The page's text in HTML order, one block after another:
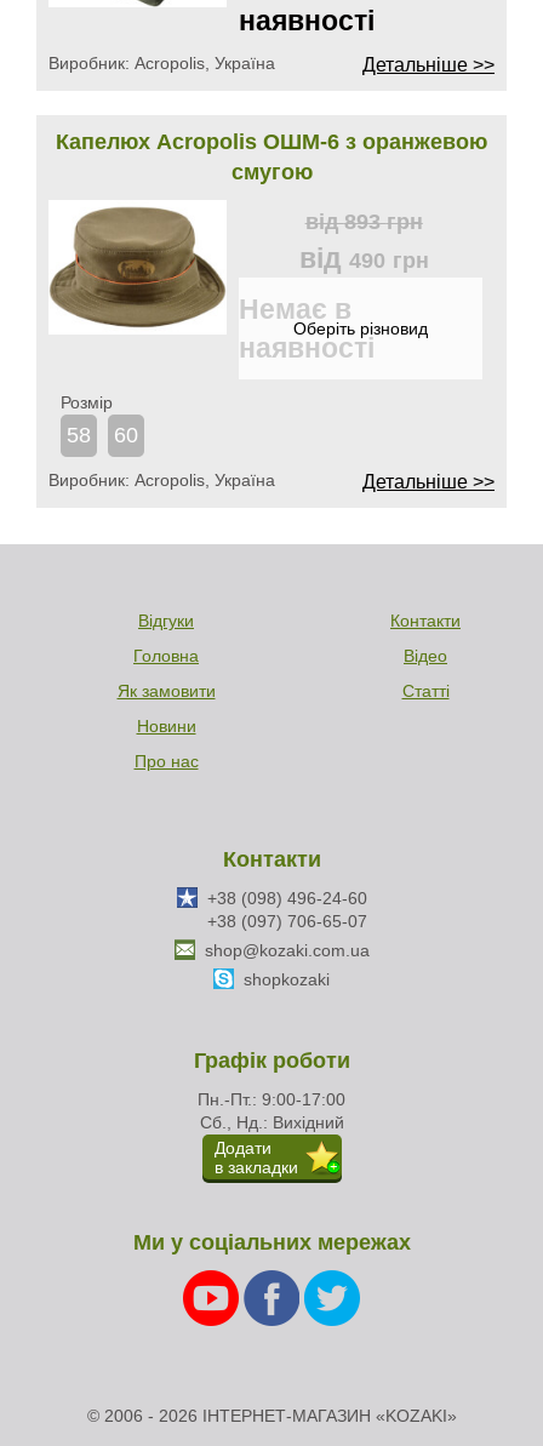
наявності
Виробник: Acropolis, Україна Детальніше >>
Капелюх Acropolis ОШМ-6 з оранжевою
смугою
від893 грн
від 490 грн
Немає в
наявності
Розмір
58 60
Виробник: Acropolis, Україна Детальніше >>
Відгуки
Головна
Як замовити
Новини
Про нас
Контакти
Відео
Статті
Графік роботи
Пн.-Пт.: 9:00-17:00
Сб., Нд.: Вихідний
Додати
в закладки
Контакти
+38 (098) 496-24-60
+38 (097) 706-65-07
shop@kozaki.com.ua
shopkozaki
Ми у соціальних мережах
© 2006 - 2026 ІНТЕРНЕТ-МАГАЗИН «KOZAKI»